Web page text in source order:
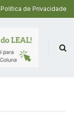
Política de Privacidade